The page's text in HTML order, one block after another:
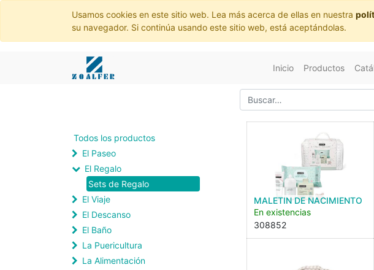
Usamos cookies en este sitio web. Lea más acerca de ellas en nuestra
su navegador. Si continúa usando este sitio web, está aceptándolas.
Inicio Productos
Todos los productos
El Paseo
El Regalo
Sets de Regalo
El Viaje
El Descanso
El Baño
La Puericultura
La Alimentación
MALETIN DE NACIMIENTO
En existencias
308852